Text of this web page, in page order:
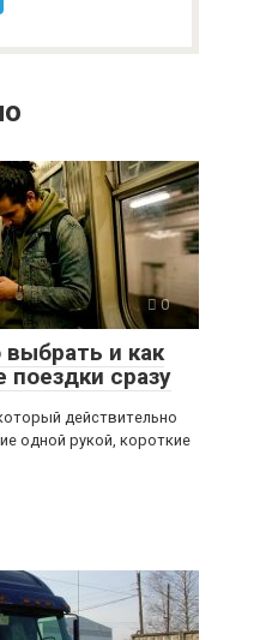
0
и как
поездки сразу
действительно
одной рукой, короткие